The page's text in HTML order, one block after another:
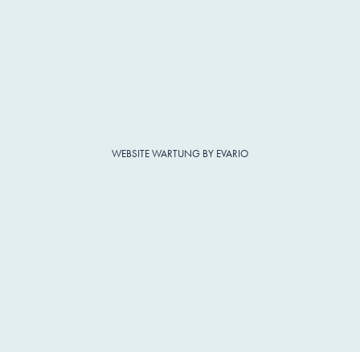
WEBSITE WARTUNG BY EVARIO